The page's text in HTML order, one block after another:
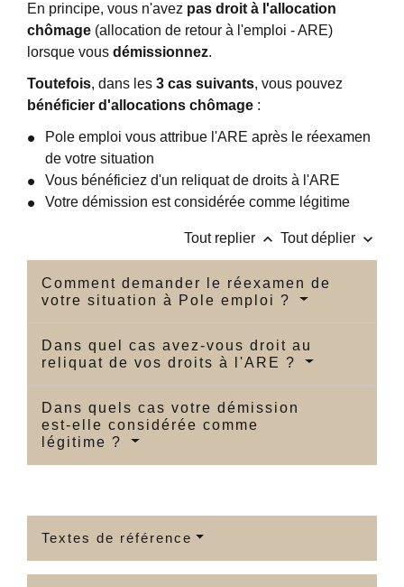
En principe, vous n'avez pas droit à l'allocation
chômage (allocation de retour à l'emploi - ARE)
lorsque vous démissionnez.
Toutefois, dans les 3 cas suivants, vous pouvez
bénéficier d'allocations chômage :
Pole emploi vous attribue l'ARE après le réexamen
de votre situation
Vous bénéficiez d'un reliquat de droits à l'ARE
Votre démission est considérée comme légitime
Tout replier keyboard_arrow_up Tout déplier keyboard_arrow_down
Comment demander le réexamen de
votre situation à Pole emploi ?
Dans quel cas avez-vous droit au
reliquat de vos droits à l'ARE ?
Dans quels cas votre démission
est-elle considérée comme
légitime ?
Textes de référence